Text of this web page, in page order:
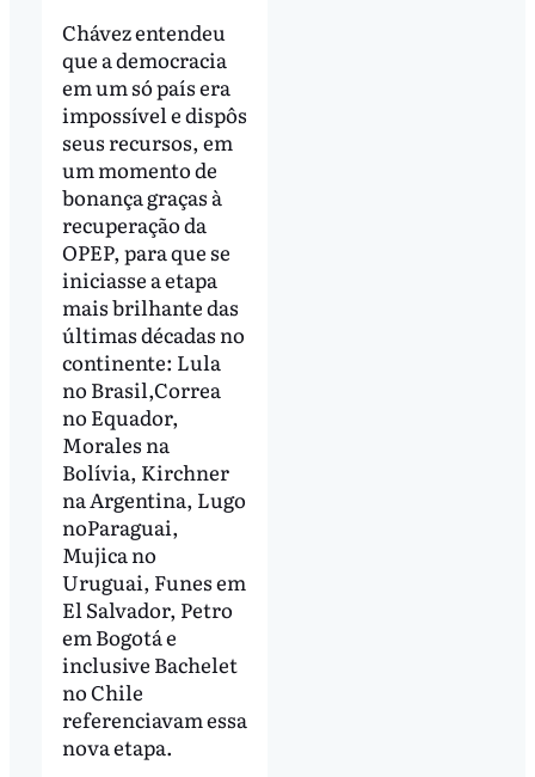
Chávez entendeu
que a democracia
em um só país era
impossível e dispôs
seus recursos, em
um momento de
bonança graças à
recuperação da
OPEP, para que se
iniciasse a etapa
mais brilhante das
últimas décadas no
continente: Lula
no Brasil,Correa
no Equador,
Morales na
Bolívia, Kirchner
na Argentina, Lugo
noParaguai,
Mujica no
Uruguai, Funes em
El Salvador, Petro
em Bogotá e
inclusive Bachelet
no Chile
referenciavam essa
nova etapa.